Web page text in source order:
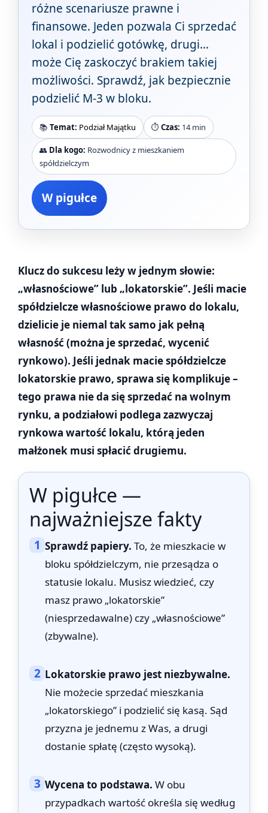
różne scenariusze prawne i
finansowe. Jeden pozwala Ci sprzedać
lokal i podzielić gotówkę, drugi…
może Cię zaskoczyć brakiem takiej
możliwości. Sprawdź, jak bezpiecznie
podzielić M-3 w bloku.
📚Temat: Podział Majątku ⏱️ Czas: 14 min
👥 Dla kogo: Rozwodnicy z mieszkaniem
spółdzielczym
W pigułce
Klucz do sukcesu leży w jednym słowie:
„własnościowe” lub „lokatorskie”. Jeśli macie
spółdzielcze własnościowe prawo do lokalu,
dzielicie je niemal tak samo jak pełną
własność (można je sprzedać, wycenić
rynkowo). Jeśli jednak macie spółdzielcze
lokatorskie prawo, sprawa się komplikuje –
tego prawa nie da się sprzedać na wolnym
rynku, a podziałowi podlega zazwyczaj
rynkowa wartość lokalu, którą jeden
małżonek musi spłacić drugiemu.
W pigułce —
najważniejsze fakty
1 Sprawdź papiery. To, że mieszkacie w
bloku spółdzielczym, nie przesądza o
statusie lokalu. Musisz wiedzieć, czy
masz prawo „lokatorskie”
(niesprzedawalne) czy „własnościowe”
(zbywalne).
2 Lokatorskie prawo jest niezbywalne.
Nie możecie sprzedać mieszkania
„lokatorskiego” i podzielić się kasą. Sąd
przyzna je jednemu z Was, a drugi
dostanie spłatę (często wysoką).
3 Wycena to podstawa. W obu
przypadkach wartość określa się według